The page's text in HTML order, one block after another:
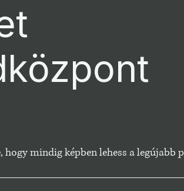
mindig képben lehess a